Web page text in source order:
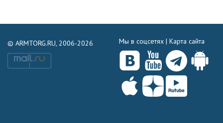
© ARMTORG.RU, 2006-2026 Мы в соцсетях | Карта сайта